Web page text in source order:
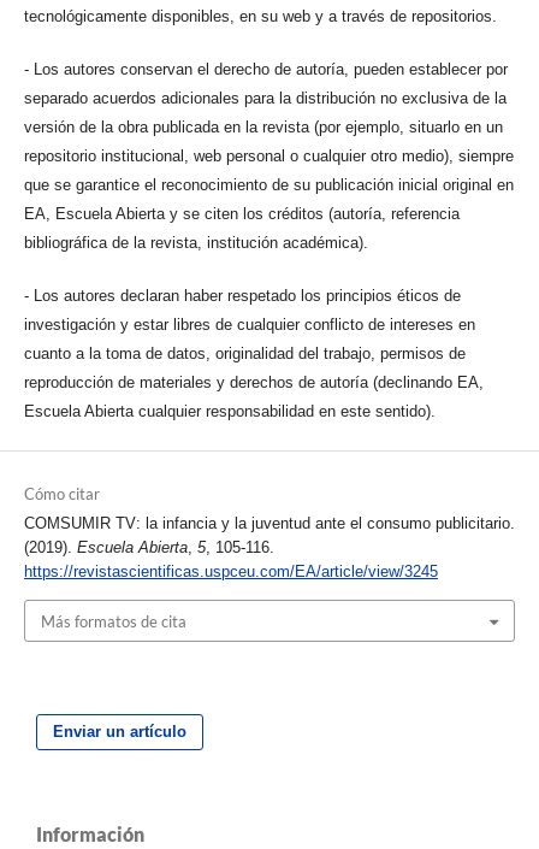
tecnológicamente disponibles, en su web y a través de repositorios.
- Los autores conservan el derecho de autoría, pueden establecer por
separado acuerdos adicionales para la distribución no exclusiva de la
versión de la obra publicada en la revista (por ejemplo, situarlo en un
repositorio institucional, web personal o cualquier otro medio), siempre
que se garantice el reconocimiento de su publicación inicial original en
EA, Escuela Abierta y se citen los créditos (autoría, referencia
bibliográfica de la revista, institución académica).
- Los autores declaran haber respetado los principios éticos de
investigación y estar libres de cualquier conflicto de intereses en
cuanto a la toma de datos, originalidad del trabajo, permisos de
reproducción de materiales y derechos de autoría (declinando EA,
Escuela Abierta cualquier responsabilidad en este sentido).
Cómo citar
COMSUMIR TV: la infancia y la juventud ante el consumo publicitario.
(2019). Escuela Abierta, 5, 105-116.
https://revistascientificas.uspceu.com/EA/article/view/3245
Más formatos de cita
Enviar un artículo
Información